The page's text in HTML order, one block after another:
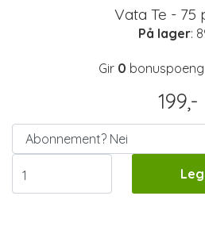
Vata Te - 75
På lager:
Gir 0
199,-